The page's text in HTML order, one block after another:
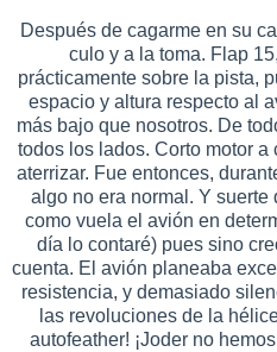
Después de cagarme en su
culo y a la toma. Flap
prácticamente sobre la pista,
espacio y altura respecto al
más bajo que nosotros. De
todos los lados. Corto motor
aterrizar. Fue entonces,
algo no era normal. Y suerte
como vuela el avión en
día lo contaré) pues sino
cuenta. El avión planeaba
resistencia, y demasiado
las revoluciones de la
autofeather! ¡Joder no